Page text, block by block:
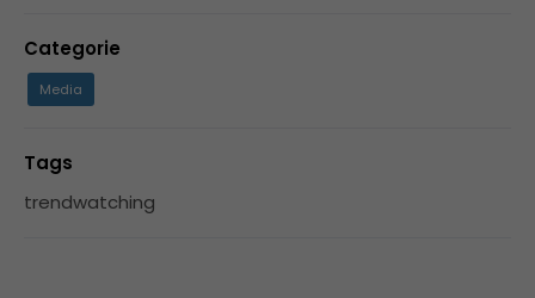
Categorie
Media
Tags
trendwatching